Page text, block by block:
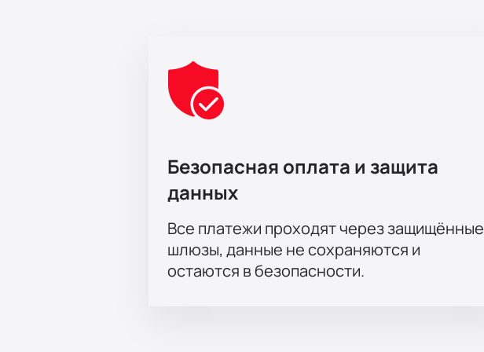
Безопасная оплата и защита
данных
Все платежи проходят через защищённые
шлюзы, данные не сохраняются и
остаются в безопасности.